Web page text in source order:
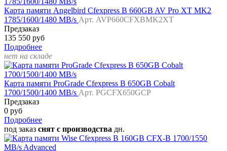
Карта памяти Angelbird Cfexpress B 660GB AV Pro XT MK2
1785/1600/1480 MB/s Арт. AVP660CFXBMK2XT
Предзаказ
135 550 руб
Подробнее
нет на складе
Карта памяти ProGrade Cfexpress B 650GB Cobalt
1700/1500/1400 MB/s Арт. PGCFX650GCP
Предзаказ
0 руб
Подробнее
под заказ снят с производства дн.